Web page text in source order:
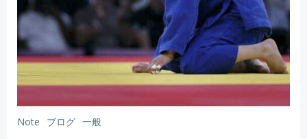
Note ブログ 一般